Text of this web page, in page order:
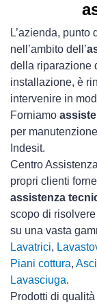
L’azienda,
nell’ambito dell’
della riparazione
installazione, è
intervenire in
Forniamo
per
Indesit.
Centro
propri clienti
assistenza
scopo di
su una vasta
Lavatrici,
Piani cottura,
Lavasciuga.
Prodotti di